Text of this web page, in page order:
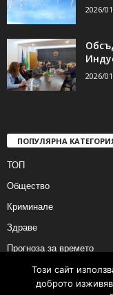
2026/
2026/
ПОПУЛЯРНА
ТОП
Общество
Криминале
Здраве
Прогноза за времето
Политика
Култура
Този сайт
доброто